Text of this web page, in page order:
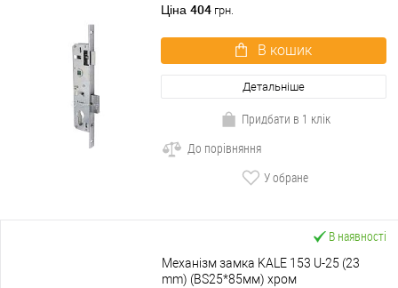
Ціна 404 грн.
В кошик
Детальніше
Придбати в 1 клік
До порівняння
У обране
В наявності
Механізм замка KALE 153 U-25 (23
mm) (BS25*85мм) хром